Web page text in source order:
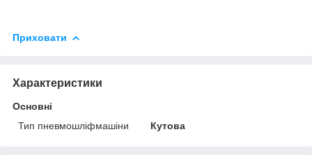
Приховати
Характеристики
Основні
Тип пневмошліфмашіни
Кутова